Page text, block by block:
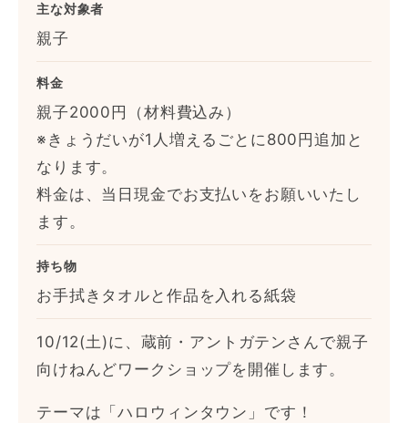
主な対象者
親子
料金
親子2000円（材料費込み）
※きょうだいが1人増えるごとに800円追加と
なります。
料金は、当日現金でお支払いをお願いいたし
ます。
持ち物
お手拭きタオルと作品を入れる紙袋
10/12(土)に、蔵前・アントガテンさんで親子
向けねんどワークショップを開催します。
テーマは「ハロウィンタウン」です！